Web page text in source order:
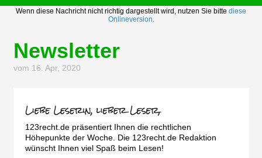
Wenn diese Nachricht nicht richtig dargestellt wird, nutzen Sie bitte diese
Onlineversion.
Newsletter
vom 16. Apr, 2020
123recht.de präsentiert Ihnen die rechtlichen
Höhepunkte der Woche. Die 123recht.de Redaktion
wünscht Ihnen viel Spaß beim Lesen!